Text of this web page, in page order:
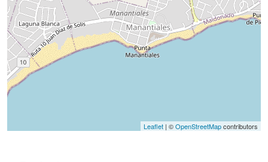
Leaflet | ©OpenStreetMapcontributors